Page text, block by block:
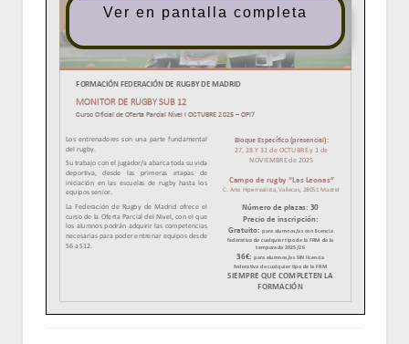
Ver en pantalla completa